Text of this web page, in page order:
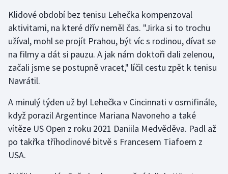
Plavání
Plážový volejbal
Ragby
Rychlobruslení
Rychlostní kanoistika
Short track
Sportovní střelba
Klidové období bez tenisu Lehečka kompenzoval
aktivitami, na které dřív neměl čas. "Jirka si to trochu
užíval, mohl se projít Prahou, být víc s rodinou, dívat se
na filmy a dát si pauzu. A jak nám doktoři dali zelenou,
začali jsme se postupně vracet," líčil cestu zpět k tenisu
Navrátil.
A minulý týden už byl Lehečka v Cincinnati v osmifinále,
když porazil Argentince Mariana Navoneho a také
vítěze US Open z roku 2021 Daniila Medvěděva. Padl až
po takřka tříhodinové bitvě s Francesem Tiafoem z
USA.